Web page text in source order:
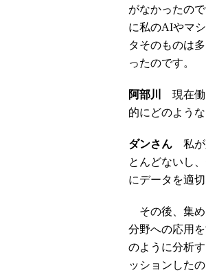
がなかったの
に私のAIやマ
タそのものは
ったのです。
阿部川
現在働
的にどのよう
ダンさん 私が
とんどないし
にデータを適
その後、集め
分野への応用
のように分析
ッションしたの